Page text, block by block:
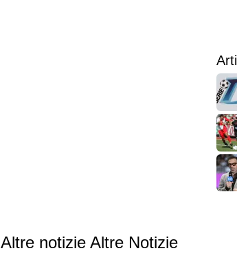
Altre notizie Altre Notizie